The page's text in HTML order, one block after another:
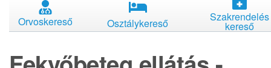
Orvoskereső Osztálykereső Szakrendelés
kereső